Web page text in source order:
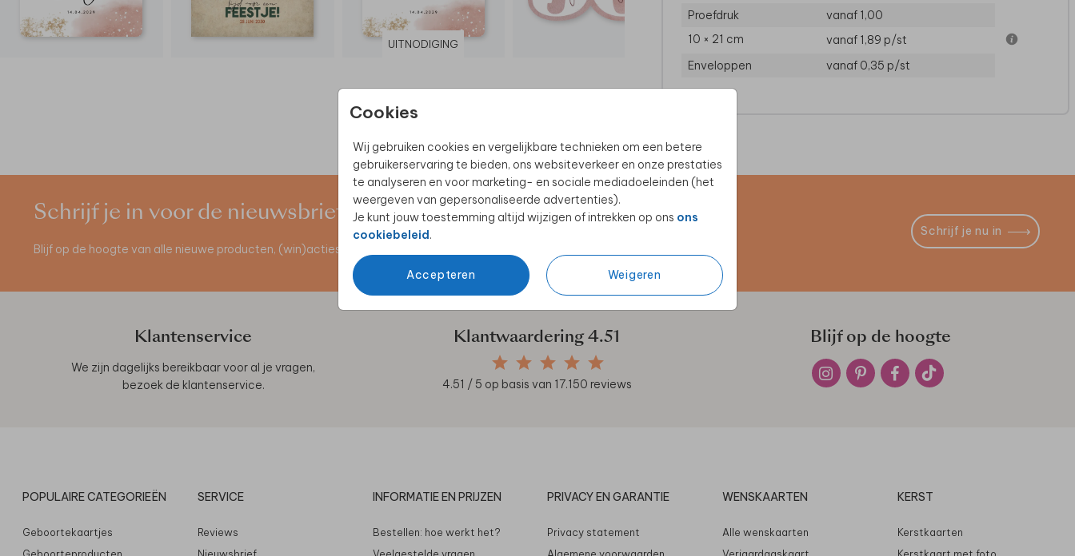
Cookies
Wij gebruiken cookies en vergelijkbare technieken om een betere
gebruikerservaring te bieden, ons websiteverkeer en onze prestaties
te analyseren en voor marketing- en sociale mediadoeleinden (het
weergeven van gepersonaliseerde advertenties).
Je kunt jouw toestemming altijd wijzigen of intrekken op ons ons
cookiebeleid.
Accepteren Weigeren
UITNODIGING
Proefdruk
vanaf 1,00
10 × 21 cm
vanaf 1,89 p/st
Enveloppen
vanaf 0,35 p/st
Schrijf je in voor de nieuwsbrief
Blijf op de hoogte van alle nieuwe producten, (win)acties en unieke samenwerkingen!
Schrijf je nu in
Klantenservice
We zijn dagelijks bereikbaar voor al je vragen,
bezoek de klantenservice.
Klantwaardering4.51
4.51 / 5 op basis van 17.150 reviews
Blijf op de hoogte
POPULAIRE CATEGORIEËN
Geboortekaartjes
SERVICE
Reviews
INFORMATIE EN PRIJZEN
Bestellen: hoe werkt het?
PRIVACY EN GARANTIE
Privacy statement
WENSKAARTEN
Alle wenskaarten
KERST
Kerstkaarten